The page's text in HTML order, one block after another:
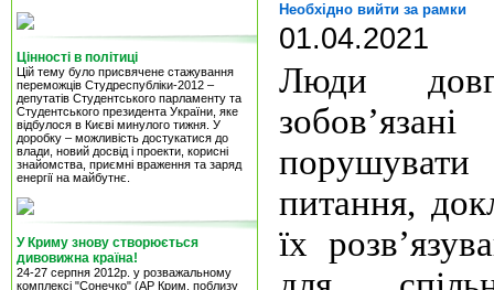
Цінності в політиці
Цій тему було присвячене стажування
переможців Студреспубліки-2012 –
депутатів Студентського парламенту та
Студентського президента України, яке
відбулося в Києві минулого тижня. У
доробку – можливість достукатися до
влади, новий досвід і проекти, корисні
знайомства, приємні враження та заряд
енергії на майбутнє.
У Криму знову створюється
дивовижна країна!
24-27 серпня 2012р. у розважальному
комплексі "Сонечко" (АР Крим, поблизу
Необхідно вийти за рамки
01.04.2021
Люди
питання,
їх